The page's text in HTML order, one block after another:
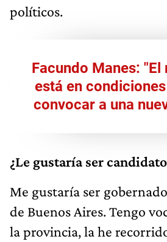
políticos.
Facundo Manes:
está en
convocar a una
¿Le gustaría ser
Me gustaría ser
de Buenos Aires. Tengo
la provincia, la he